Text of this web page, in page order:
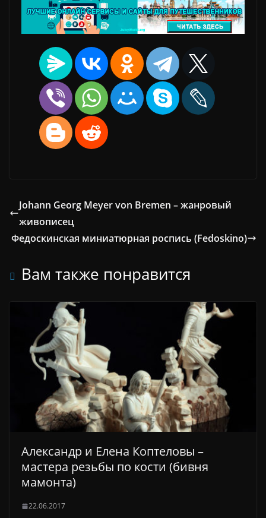
Johann Georg Meyer von Bremen – жанровый
живописец
Федоскинская миниатюрная роспись (Fedoskino)
Вам также понравится
Александр и Елена Коптеловы –
мастера резьбы по кости (бивня
мамонта)
22.06.2017